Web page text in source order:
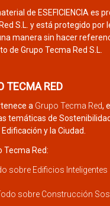
de ESEFICIENCIA es
S.L. y está protegido por
manera sin hacer
de Grupo Tecma Red S.L.
TECMA RED
a Grupo Tecma Red,
temáticas de
y la Ciudad.
Tecma Red:
sobre Edificios Inteligentes
sobre Construcción